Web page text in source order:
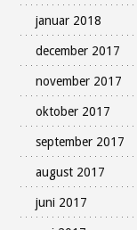
januar 2018
december 2017
november 2017
oktober 2017
september 2017
august 2017
juni 2017